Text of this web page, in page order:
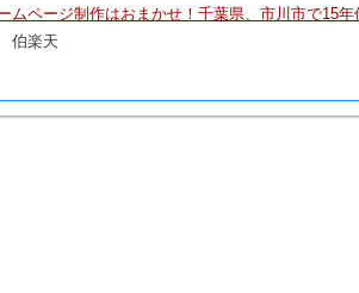
ムページ制作はおまかせ！千葉県、市川市で15
伯楽天